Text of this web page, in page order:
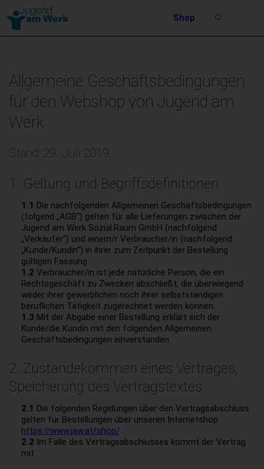
Barrierefreie
Bedienung
Shop
Allgemeine Geschäftsbedingungen
für den Webshop von Jugend am
Werk
Stand: 29. Juli 2019
1. Geltung und Begriffsdefinitionen
1.1 Die nachfolgenden Allgemeinen Geschäftsbedingungen
(folgend „AGB“) gelten für alle Lieferungen zwischen der
Jugend am Werk Sozial:Raum GmbH (nachfolgend
„Verkäufer“) und einem/r Verbraucher/in (nachfolgend
„Kunde/Kundin“) in ihrer zum Zeitpunkt der Bestellung
gültigen Fassung.
1.2 Verbraucher/in ist jede natürliche Person, die ein
Rechtsgeschäft zu Zwecken abschließt, die überwiegend
weder ihrer gewerblichen noch ihrer selbstständigen
beruflichen Tätigkeit zugerechnet werden können.
1.3 Mit der Abgabe einer Bestellung erklärt sich der
Kunde/die Kundin mit den folgenden Allgemeinen
Geschäftsbedingungen einverstanden.
2. Zustandekommen eines Vertrages,
Speicherung des Vertragstextes
2.1 Die folgenden Regelungen über den Vertragsabschluss
gelten für Bestellungen über unseren Internetshop
https://www.jaw.at/shop/
2.2 Im Falle des Vertragsabschlusses kommt der Vertrag
mit